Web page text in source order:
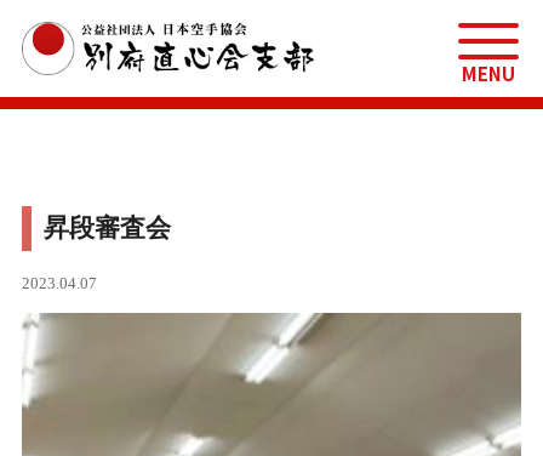
MENU
昇段審査会
2023.04.07